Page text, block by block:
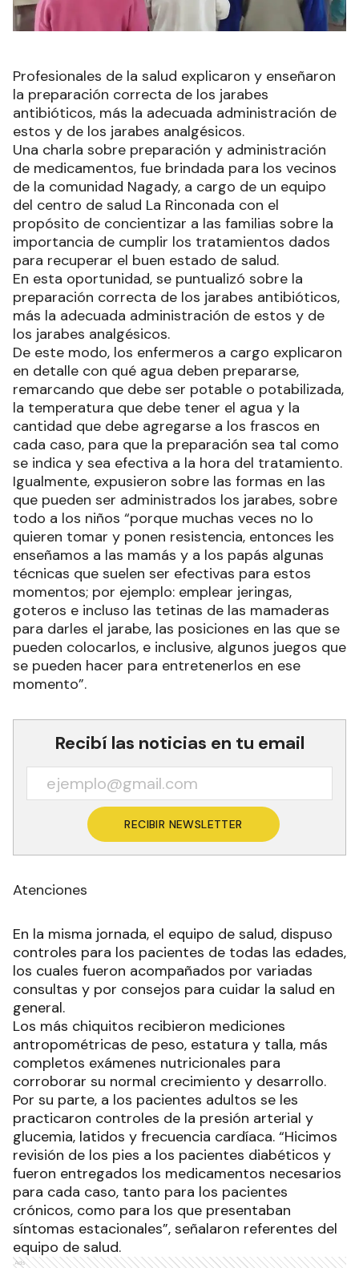
Profesionales de la salud explicaron y enseñaron
la preparación correcta de los jarabes
antibióticos, más la adecuada administración de
estos y de los jarabes analgésicos.
Una charla sobre preparación y administración
de medicamentos, fue brindada para los vecinos
de la comunidad Nagady, a cargo de un equipo
del centro de salud La Rinconada con el
propósito de concientizar a las familias sobre la
importancia de cumplir los tratamientos dados
para recuperar el buen estado de salud.
En esta oportunidad, se puntualizó sobre la
preparación correcta de los jarabes antibióticos,
más la adecuada administración de estos y de
los jarabes analgésicos.
De este modo, los enfermeros a cargo explicaron
en detalle con qué agua deben prepararse,
remarcando que debe ser potable o potabilizada,
la temperatura que debe tener el agua y la
cantidad que debe agregarse a los frascos en
cada caso, para que la preparación sea tal como
se indica y sea efectiva a la hora del tratamiento.
Igualmente, expusieron sobre las formas en las
que pueden ser administrados los jarabes, sobre
todo a los niños “porque muchas veces no lo
quieren tomar y ponen resistencia, entonces les
enseñamos a las mamás y a los papás algunas
técnicas que suelen ser efectivas para estos
momentos; por ejemplo: emplear jeringas,
goteros e incluso las tetinas de las mamaderas
para darles el jarabe, las posiciones en las que se
pueden colocarlos, e inclusive, algunos juegos que
se pueden hacer para entretenerlos en ese
momento”.
Recibí las noticias en tu email
RECIBIR NEWSLETTER
Atenciones
En la misma jornada, el equipo de salud, dispuso
controles para los pacientes de todas las edades,
los cuales fueron acompañados por variadas
consultas y por consejos para cuidar la salud en
general.
Los más chiquitos recibieron mediciones
antropométricas de peso, estatura y talla, más
completos exámenes nutricionales para
corroborar su normal crecimiento y desarrollo.
Por su parte, a los pacientes adultos se les
practicaron controles de la presión arterial y
glucemia, latidos y frecuencia cardíaca. “Hicimos
revisión de los pies a los pacientes diabéticos y
fueron entregados los medicamentos necesarios
para cada caso, tanto para los pacientes
crónicos, como para los que presentaban
síntomas estacionales”, señalaron referentes del
equipo de salud.
Ads